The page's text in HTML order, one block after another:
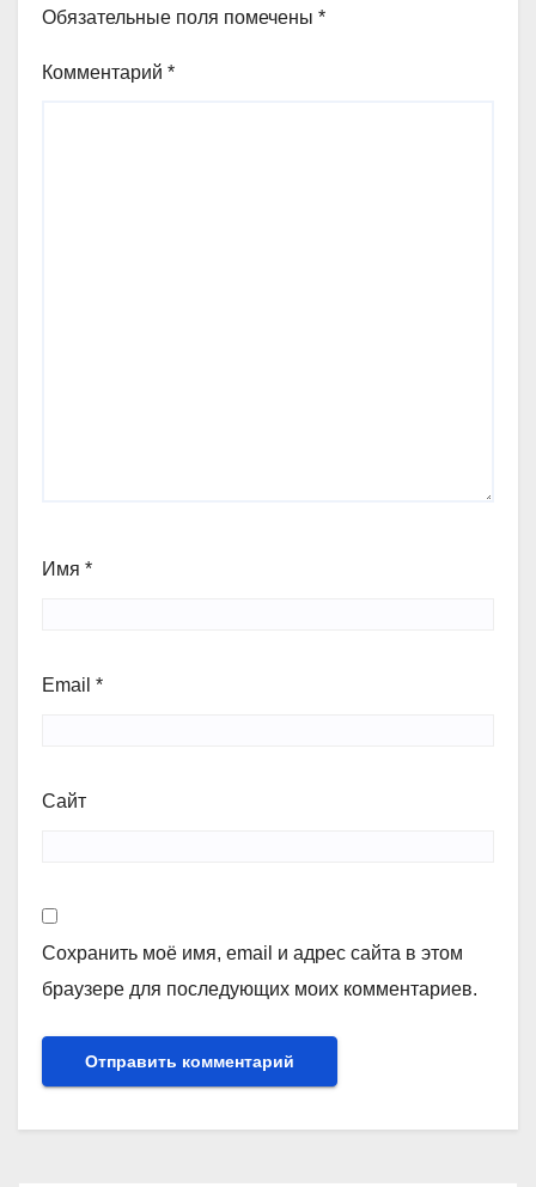
Обязательные поля помечены *
Комментарий *
Имя *
Email *
Сайт
Сохранить моё имя, email и адрес сайта в этом
браузере для последующих моих комментариев.